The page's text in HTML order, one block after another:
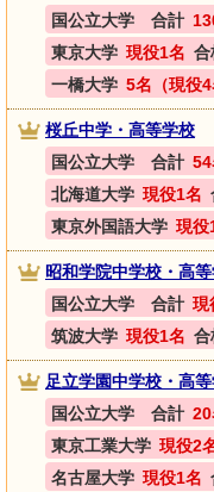
国公立大学 合計
東京大学 現役1名 合
一橋大学 5名（現役4
桜丘中学・高等学校
国公立大学 合計 54
北海道大学 現役1名
東京外国語大学 現役
昭和学院中学校・高
国公立大学 合計 現
筑波大学 現役1名 合
足立学園中学校・高
国公立大学 合計 20
東京工業大学 現役2
名古屋大学 現役1名